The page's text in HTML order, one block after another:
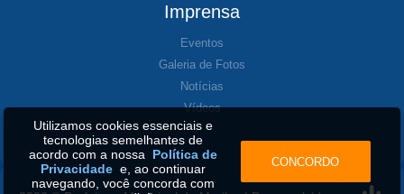
Imprensa
Eventos
Galeria de Fotos
Notícias
Vídeos
Utilizamos cookies essenciais e
tecnologias semelhantes de
acordo com a nossa Política de
Privacidadee, ao continuar
navegando, você concorda com
CONCORDO